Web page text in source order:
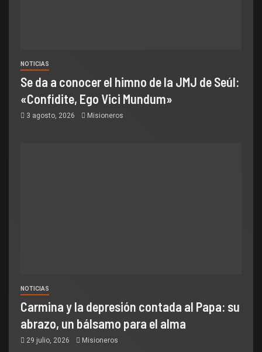
NOTICIAS
Se da a conocer el himno de la JMJ de Seúl:
«Confidite, Ego Vici Mundum»
3 agosto, 2026 Misioneros
NOTICIAS
Carmina y la depresión contada al Papa: su
abrazo, un bálsamo para el alma
29 julio, 2026 Misioneros